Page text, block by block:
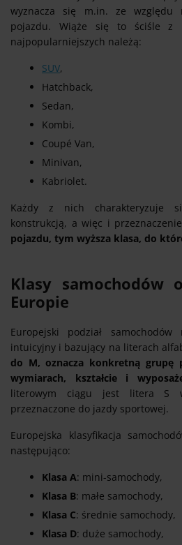
wyznacza się m.in. ze względu
pojazdu. Wiąże się to ściśle z
najpopularniejszych należą:
SUV,
Hatchback,
Sedan,
Kombi,
Coupé Van,
Minivan,
Kabriolet.
Każdy z nich charakteryzuje
konstrukcją, a więc i
pojazdu, tym wyższa klasa, do
Klasy samochodów
Europie
Europejski podział
intuicyjny i bazujący na literach
do M, oznacza konkretną grupę
wymiarach, kształcie i
literowym ciągu jest litera S
przeznaczone do jazdy sportowej.
Europejska klasyfikacja
następująco:
Klasa A: mini-samochody,
Klasa B: małe samochody,
Klasa C: średnie samochody,
Klasa D: duże samochody,